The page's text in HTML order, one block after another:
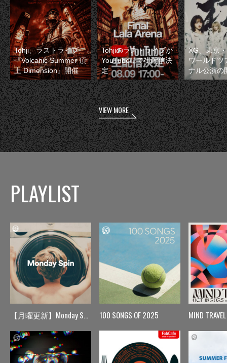
Tohji、ラストライブ
『Volcanic Summer 頂
上 Dimension』開催
Tohjiのラストライブが
YouTubeにて生配信決
定
XG、東京
ワールドツ
ナル公演の
VIEW MORE
PLAYLIST
【月曜更新】Monday Spin 100 SONGS OF 2025 MIND TRAVEL